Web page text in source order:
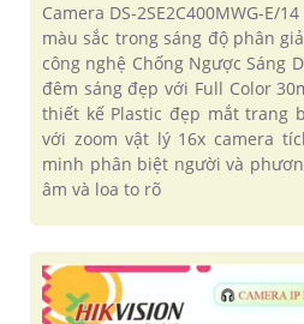
Camera DS-2SE2C400MWG-E/
màu sắc trong sáng độ phân
công nghệ Chống Ngược Sáng
đêm sáng đẹp với Full Color
thiết kế Plastic đẹp mắt trang
với zoom vật lý 16x camera
minh phân biệt người và
âm và loa to rõ